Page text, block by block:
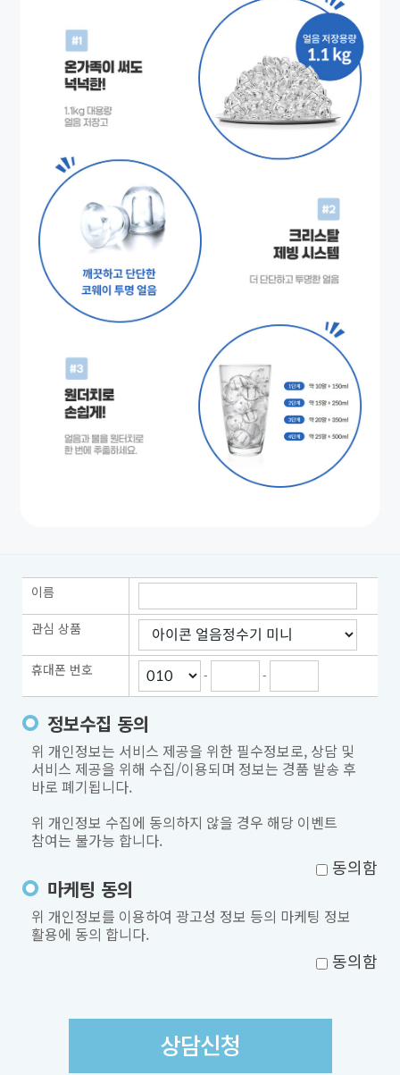
이름
관심 상품
휴대폰 번호 - -
정보수집 동의
위 개인정보는 서비스 제공을 위한 필수정보로, 상담 및
서비스 제공을 위해 수집/이용되며 정보는 경품 발송 후
바로 폐기됩니다.
위 개인정보 수집에 동의하지 않을 경우 해당 이벤트
참여는 불가능 합니다.
동의함
마케팅 동의
위 개인정보를 이용하여 광고성 정보 등의 마케팅 정보
활용에 동의 합니다.
동의함